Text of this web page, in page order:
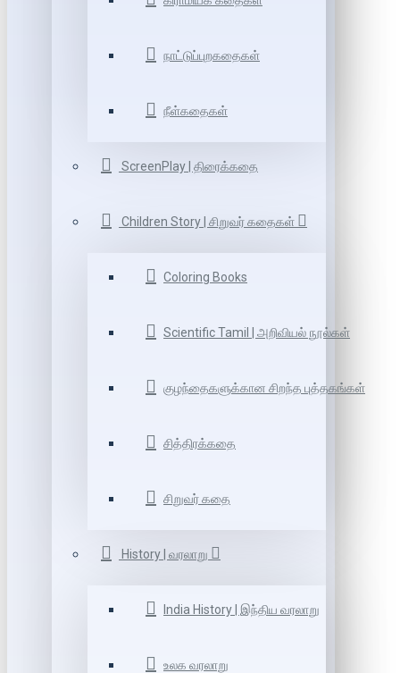
நாட்டுப்புறகதைகள்
நீள்கதைகள்
ScreenPlay | திரைக்கதை
Children Story | சிறுவர் கதைகள்
Coloring Books
Scientific Tamil | அறிவியல் நூல்கள்
குழந்தைகளுக்கான சிறந்த புத்தகங்கள்
சித்திரக்கதை
சிறுவர் கதை
History | வரலாறு
India History | இந்திய வரலாறு
உலக வரலாறு